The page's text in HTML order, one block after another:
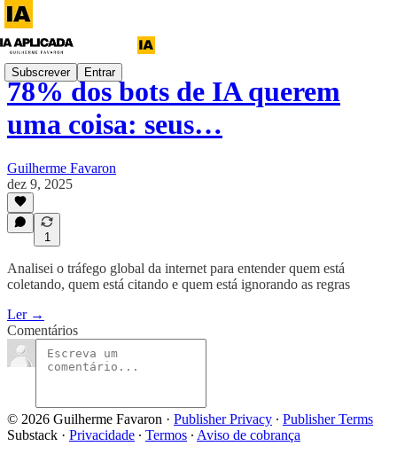
Subscrever Entrar
78% dos bots de IA querem
uma coisa: seus…
Guilherme Favaron
dez 9, 2025
1
Analisei o tráfego global da internet para entender quem está
coletando, quem está citando e quem está ignorando as regras
Ler →
Comentários
© 2026 Guilherme Favaron · Publisher Privacy ∙ Publisher Terms
Substack · Privacidade ∙ Termos ∙ Aviso de cobrança